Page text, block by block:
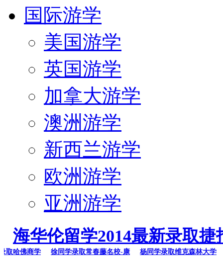
国际游学
美国游学
英国游学
加拿大游学
澳洲游学
新西兰游学
欧洲游学
亚洲游学
海华伦留学2014最新录取捷
佛商学 徐同学录取常春藤名校-康 杨同学录取维克森林大学 李